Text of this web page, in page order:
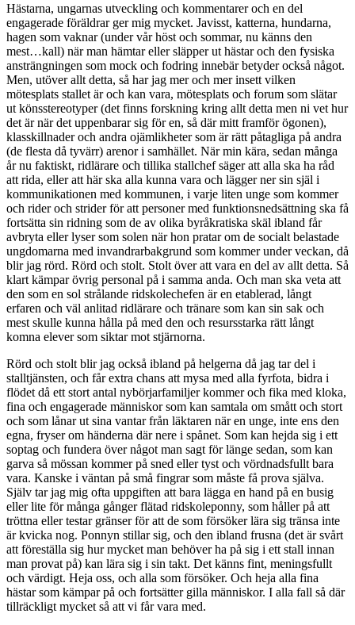
Hästarna, ungarnas utveckling och kommentarer och en del
engagerade föräldrar ger mig mycket. Javisst, katterna, hundarna,
hagen som vaknar (under vår höst och sommar, nu känns den
mest…kall) när man hämtar eller släpper ut hästar och den fysiska
ansträngningen som mock och fodring innebär betyder också något.
Men, utöver allt detta, så har jag mer och mer insett vilken
mötesplats stallet är och kan vara, mötesplats och forum som slätar
ut könsstereotyper (det finns forskning kring allt detta men ni vet hur
det är när det uppenbarar sig för en, så där mitt framför ögonen),
klasskillnader och andra ojämlikheter som är rätt påtagliga på andra
(de flesta då tyvärr) arenor i samhället. När min kära, sedan många
år nu faktiskt, ridlärare och tillika stallchef säger att alla ska ha råd
att rida, eller att här ska alla kunna vara och lägger ner sin själ i
kommunikationen med kommunen, i varje liten unge som kommer
och rider och strider för att personer med funktionsnedsättning ska få
fortsätta sin ridning som de av olika byråkratiska skäl ibland får
avbryta eller lyser som solen när hon pratar om de socialt belastade
ungdomarna med invandrarbakgrund som kommer under veckan, då
blir jag rörd. Rörd och stolt. Stolt över att vara en del av allt detta. Så
klart kämpar övrig personal på i samma anda. Och man ska veta att
den som en sol strålande ridskolechefen är en etablerad, långt
erfaren och väl anlitad ridlärare och tränare som kan sin sak och
mest skulle kunna hålla på med den och resursstarka rätt långt
komna elever som siktar mot stjärnorna.
Rörd och stolt blir jag också ibland på helgerna då jag tar del i
stalltjänsten, och får extra chans att mysa med alla fyrfota, bidra i
flödet då ett stort antal nybörjarfamiljer kommer och fika med kloka,
fina och engagerade människor som kan samtala om smått och stort
och som lånar ut sina vantar från läktaren när en unge, inte ens den
egna, fryser om händerna där nere i spånet. Som kan hejda sig i ett
soptag och fundera över något man sagt för länge sedan, som kan
garva så mössan kommer på sned eller tyst och vördnadsfullt bara
vara. Kanske i väntan på små fingrar som måste få prova själva.
Själv tar jag mig ofta uppgiften att bara lägga en hand på en busig
eller lite för många gånger flätad ridskoleponny, som håller på att
tröttna eller testar gränser för att de som försöker lära sig tränsa inte
är kvicka nog. Ponnyn stillar sig, och den ibland frusna (det är svårt
att föreställa sig hur mycket man behöver ha på sig i ett stall innan
man provat på) kan lära sig i sin takt. Det känns fint, meningsfullt
och värdigt. Heja oss, och alla som försöker. Och heja alla fina
hästar som kämpar på och fortsätter gilla människor. I alla fall så där
tillräckligt mycket så att vi får vara med.